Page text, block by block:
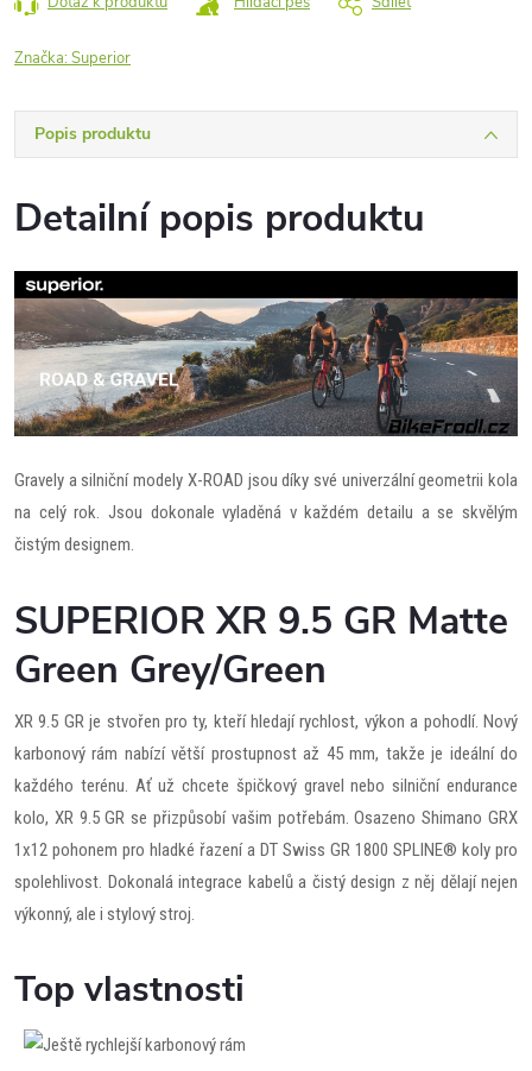
Značka:Superior
Popis produktu
Detailní popis produktu
Gravely a silniční modely X-ROAD jsou díky své univerzální geometrii kola
na celý rok. Jsou dokonale vyladěná v každém detailu a se skvělým
čistým designem.
SUPERIOR XR 9.5 GR Matte
Green Grey/Green
XR 9.5 GR je stvořen pro ty, kteří hledají rychlost, výkon a pohodlí. Nový
karbonový rám nabízí větší prostupnost až 45 mm, takže je ideální do
každého terénu. Ať už chcete špičkový gravel nebo silniční endurance
kolo, XR 9.5 GR se přizpůsobí vašim potřebám. Osazeno Shimano GRX
1x12 pohonem pro hladké řazení a DT Swiss GR 1800 SPLINE® koly pro
spolehlivost. Dokonalá integrace kabelů a čistý design z něj dělají nejen
výkonný, ale i stylový stroj.
Top vlastnosti